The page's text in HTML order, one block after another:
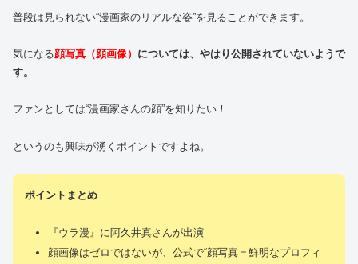
普段は見られない“漫画家のリアルな姿”を見ることができます。
気になる顔写真（顔画像） については、やはり公開されていないようで
す。
ファンとしては“漫画家さんの顔”を知りたい！
というのも興味が湧くポイントですよね。
ポイントまとめ
『ウラ漫』に阿久井真さんが出演
顔画像はゼロではないが、公式で“顔写真＝鮮明なプロフィ